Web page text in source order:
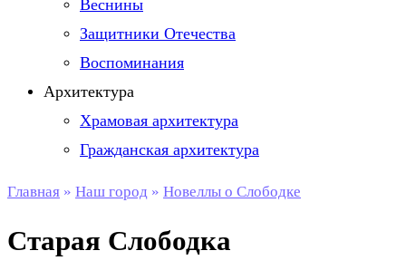
Веснины
Защитники Отечества
Воспоминания
Архитектура
Храмовая архитектура
Гражданская архитектура
Главная » Наш город » Новеллы о Слободке
Старая Слободка